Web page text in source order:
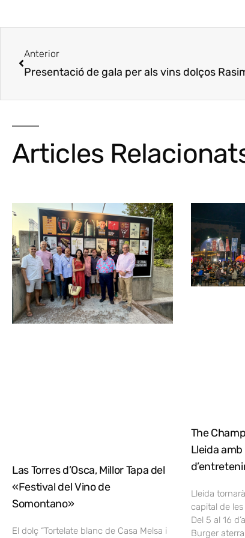
Anterior
Presentació de gala per als vins dolços
Articles
Las Torres d’Osca, Millor Tapa del
«Festival del Vino de
Somontano»
El dolç “Tortelate blanc de Casa Melsa i
The
Lleida
Lleida
capital de
Del 5 al 16
Burger